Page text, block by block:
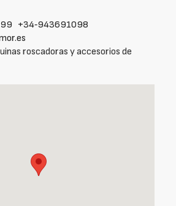
+34‑943691098
roscadoras y accesorios de